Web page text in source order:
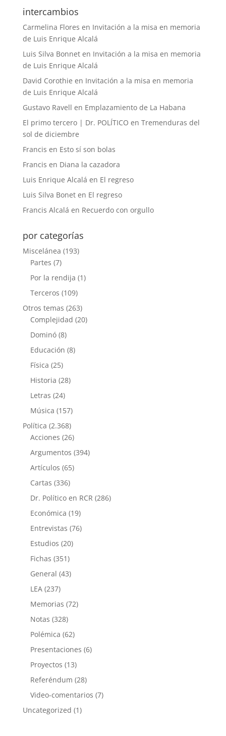
intercambios
Carmelina Flores en Invitación a la misa en memoria
de Luis Enrique Alcalá
Luis Silva Bonneten Invitación a la misa en memoria
de Luis Enrique Alcalá
David Corothie en Invitación a la misa en memoria
de Luis Enrique Alcalá
Gustavo Ravell en Emplazamiento de La Habana
El primo tercero | Dr. POLÍTICO en Tremenduras del
sol de diciembre
Francis en Esto sí son bolas
Francis en Diana la cazadora
Luis Enrique Alcalá en El regreso
Luis Silva Boneten El regreso
Francis Alcalá en Recuerdo con orgullo
por categorías
Miscelánea (193)
Partes (7)
Por la rendija (1)
Terceros (109)
Otros temas (263)
Complejidad (20)
Dominó(8)
Educación (8)
Física (25)
Historia (28)
Letras (24)
Música (157)
Política (2.368)
Acciones (26)
Argumentos (394)
Artículos (65)
Cartas (336)
Dr. Político en RCR (286)
Económica (19)
Entrevistas (76)
Estudios (20)
Fichas (351)
General (43)
LEA(237)
Memorias (72)
Notas (328)
Polémica (62)
Presentaciones (6)
Proyectos (13)
Referéndum (28)
Video-comentarios (7)
Uncategorized (1)